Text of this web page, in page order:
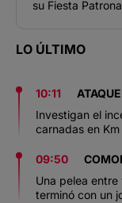
su Fiesta
LO ÚLTIMO
10:11
Investigan el
carnadas en Km
09:50
Una pelea
terminó con un